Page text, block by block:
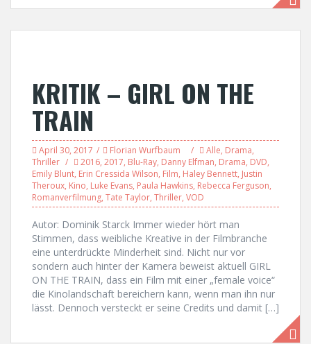
KRITIK – GIRL ON THE
TRAIN
April 30, 2017 Florian Wurfbaum Alle, Drama,
Thriller
2016, 2017, Blu-Ray, Danny Elfman, Drama, DVD,
Emily Blunt, Erin Cressida Wilson, Film, Haley Bennett, Justin
Theroux, Kino, Luke Evans, Paula Hawkins, Rebecca Ferguson,
Romanverfilmung, Tate Taylor, Thriller, VOD
Autor: Dominik Starck Immer wieder hört man
Stimmen, dass weibliche Kreative in der Filmbranche
eine unterdrückte Minderheit sind. Nicht nur vor
sondern auch hinter der Kamera beweist aktuell GIRL
ON THE TRAIN, dass ein Film mit einer „female voice“
die Kinolandschaft bereichern kann, wenn man ihn nur
lässt. Dennoch versteckt er seine Credits und damit […]